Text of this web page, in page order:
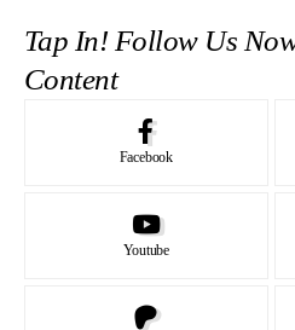
Tap In! Follow Us
Content
Facebook
Youtube